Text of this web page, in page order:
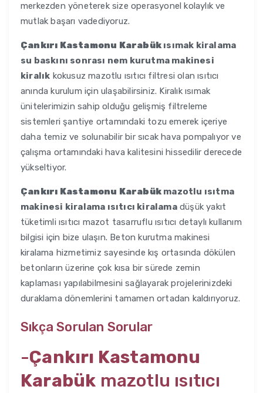
merkezden yöneterek size operasyonel kolaylık ve
mutlak başarı vadediyoruz.
Çankırı Kastamonu Karabük ısımak kiralama
su baskını sonrası nem kurutma makinesi
kiralık kokusuz mazotlu ısıtıcı filtresi olan ısıtıcı
anında kurulum için ulaşabilirsiniz. Kiralık ısımak
ünitelerimizin sahip olduğu gelişmiş filtreleme
sistemleri şantiye ortamındaki tozu emerek içeriye
daha temiz ve solunabilir bir sıcak hava pompalıyor ve
çalışma ortamındaki hava kalitesini hissedilir derecede
yükseltiyor.
Çankırı Kastamonu Karabük mazotlu ısıtma
makinesi kiralama ısıtıcı kiralamadüşük yakıt
tüketimli ısıtıcı mazot tasarruflu ısıtıcı detaylı kullanım
bilgisi için bize ulaşın. Beton kurutma makinesi
kiralama hizmetimiz sayesinde kış ortasında dökülen
betonların üzerine çok kısa bir sürede zemin
kaplaması yapılabilmesini sağlayarak projelerinizdeki
duraklama dönemlerini tamamen ortadan kaldırıyoruz.
Sıkça Sorulan Sorular
-Çankırı Kastamonu
Karabük mazotlu ısıtıcı